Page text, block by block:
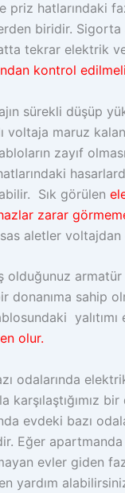
priz hatlarındaki
biridir.
tekrar elektrik
kontrol
sürekli düşüp
voltaja maruz
zayıf
Sık görülen
zarar
aletler
olduğunuz
donanıma sahip
yalıtımı
olur.
odalarında
evdeki bazı
Eğer
evler giden
yardım